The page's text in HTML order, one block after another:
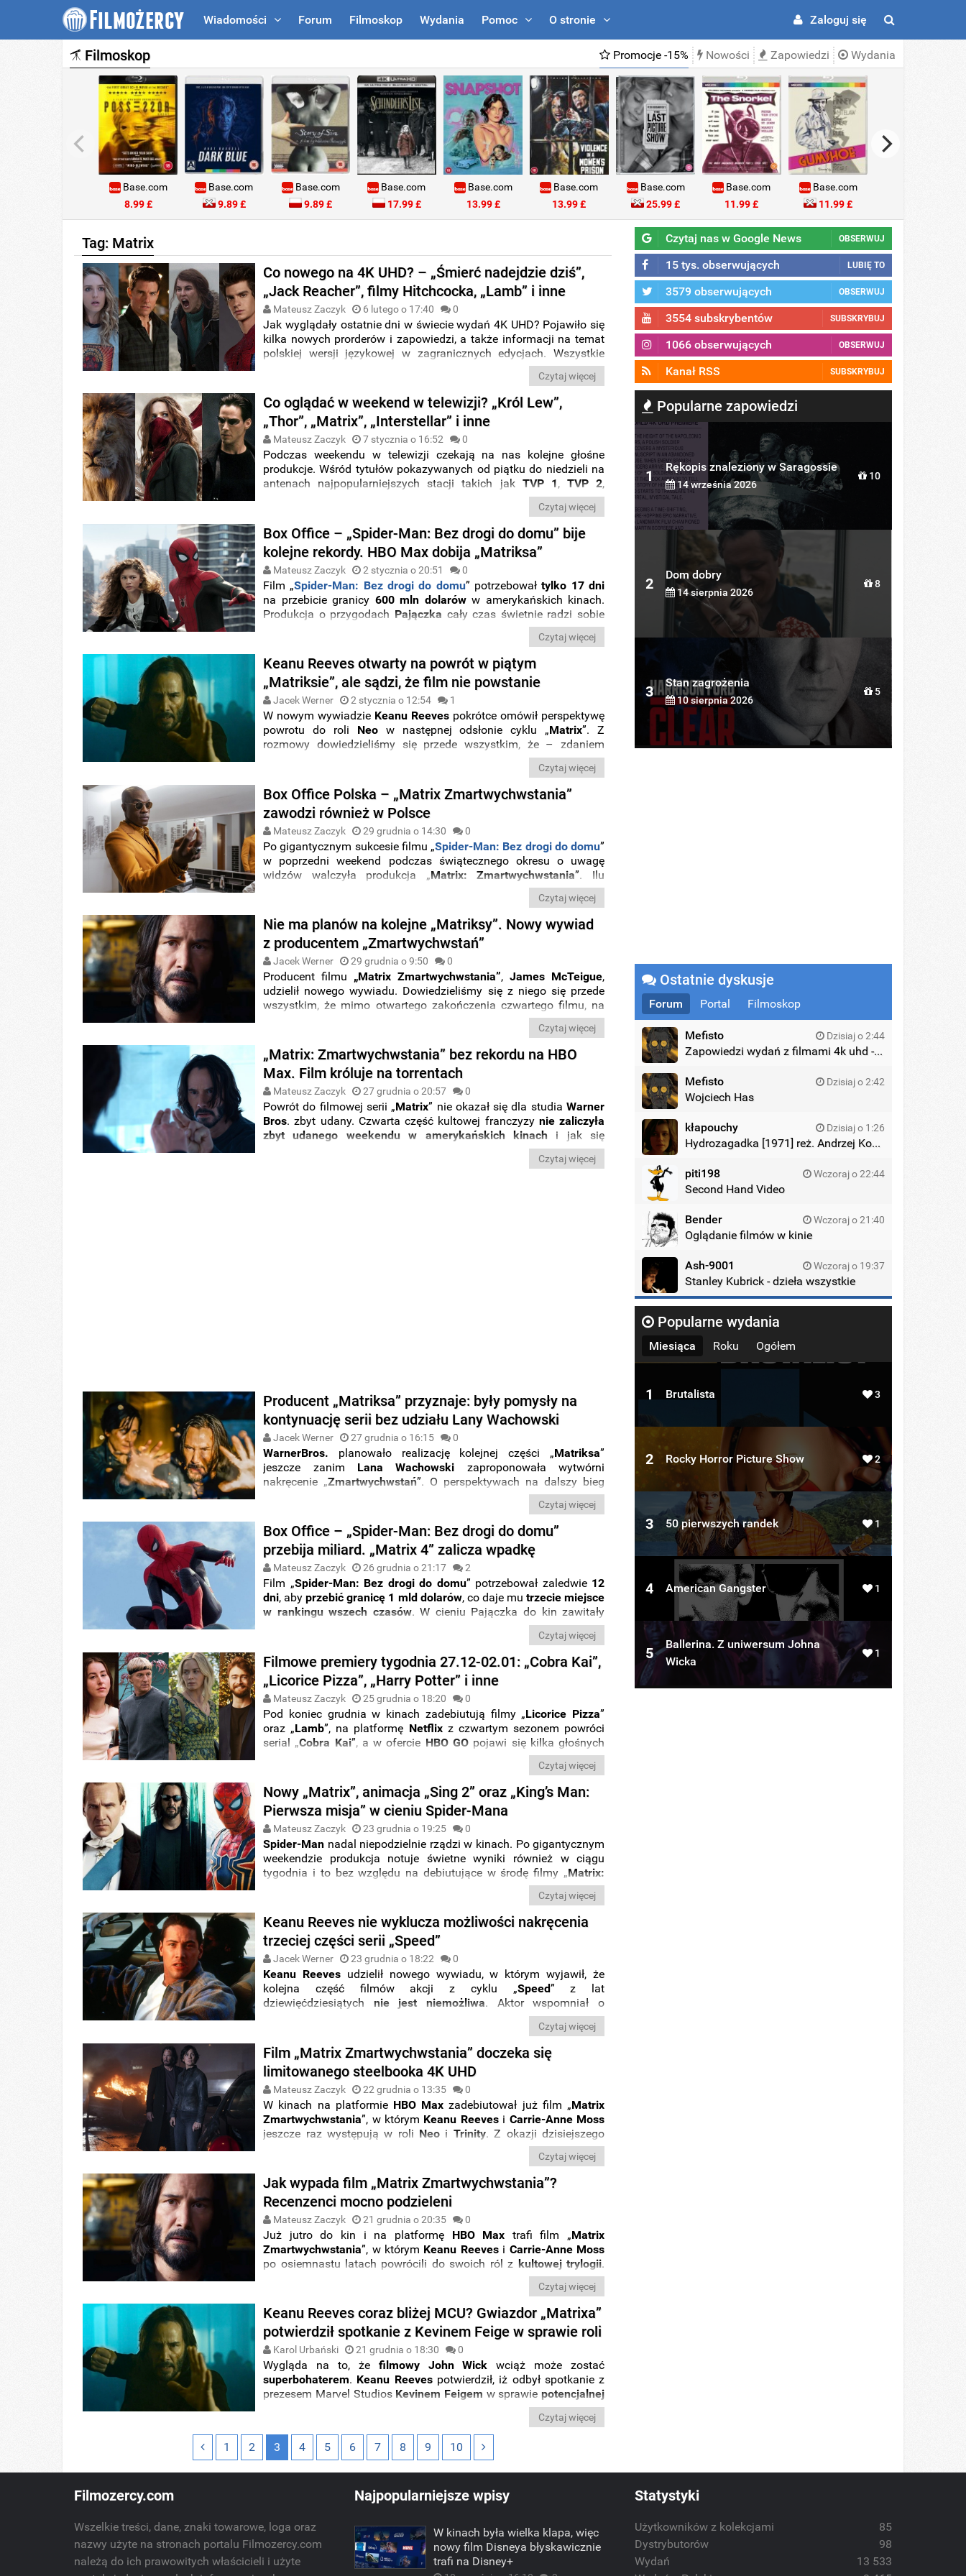
Wiadomości Forum Filmoskop Wydania Pomoc O stronie Zaloguj się
Filmoskop Promocje -15% Nowości Zapowiedzi Wydania
Base.com
8.99 £
Base.com
9.89 £
Base.com
9.89 £
Base.com
17.99 £
Base.com
13.99 £
Base.com
13.99 £
Base.com
25.99 £
Base.com
11.99 £
Base.com
11.99 £
Tag: Matrix
Co nowego na 4K UHD? – „Śmierć nadejdzie dziś”,
„Jack Reacher”, filmy Hitchcocka, „Lamb” i inne
Mateusz Zaczyk 6 lutego o 17:40 0
Jak wyglądały ostatnie dni w świecie wydań 4K UHD? Pojawiło się
kilka nowych prorderów i zapowiedzi, a także informacji na temat
polskiej wersji językowej w zagranicznych edycjach. Wszystkie
zapowiedzi ze świata Ultra HD Blu-ray zebraliśmy dla Was w
”. Miłej lektury.
Czytaj więcej
Co oglądać w weekend w telewizji? „Król Lew”,
„Thor”, „Matrix”, „Interstellar” i inne
Mateusz Zaczyk 7 stycznia o 16:52 0
Podczas weekendu w telewizji czekają na nas kolejne głośne
produkcje. Wśród tytułów pokazywanych od piątku do niedzieli na
antenach najpopularniejszych stacji takich jak TVP 1, TVP 2,
znajdą się między innymi produkcje „Król Lew”,
Czytaj więcej
Box Office – „Spider-Man: Bez drogi do domu” bije
kolejne rekordy. HBO Max dobija „Matriksa”
Mateusz Zaczyk 2 stycznia o 20:51 0
Film „Spider-Man: Bez drogi do domu” potrzebowałtylko 17 dni
na przebicie granicy 600 mln dolaróww amerykańskich kinach.
Produkcja o przygodach Pajączka cały czas świetnie radzi sobie
i pnie się w rankingunajbardziej
. Daleko za plecami
superbohaterskiego widowiska walkę o widza ciągle toczą filmy
„Matrix: Zmartwychwstania ”, „King’s Man: Pierwsza misja
animacja „Sing 2”.
Czytaj więcej
Keanu Reeves otwarty na powrót w piątym
„Matriksie”, ale sądzi, że film nie powstanie
Jacek Werner 2 stycznia o 12:54 1
W nowym wywiadzie Keanu Reeves pokrótce omówił perspektywę
powrotu do roli Neow następnej odsłonie cyklu „Matrix”. Z
rozmowy dowiedzieliśmy się przede wszystkim, że – zdaniem
Lana Wachowski nie jest zainteresowana
Czytaj więcej
Box Office Polska – „Matrix Zmartwychwstania”
zawodzi również w Polsce
Mateusz Zaczyk 29 grudnia o 14:30 0
Po gigantycznym sukcesie filmu „Spider-Man: Bez drogi do domu”
w poprzedni weekend podczas świątecznego okresu o uwagę
widzów walczyła produkcja „Matrix: Zmartwychwstania”. Ilu
Keanu Reevesado roliNeo?
Czytaj więcej
Nie ma planów na kolejne „Matriksy”. Nowy wywiad
z producentem „Zmartwychwstań”
Jacek Werner 29 grudnia o 9:50 0
Producent filmu „Matrix Zmartwychwstania”,James McTeigue,
udzielił nowego wywiadu. Dowiedzieliśmy się z niego się przede
wszystkim, że mimo otwartego zakończenia czwartego filmu, na
nie mają dalszych planów wobec franczyzy.
Czytaj więcej
„Matrix: Zmartwychwstania” bez rekordu na HBO
Max. Film króluje na torrentach
Mateusz Zaczyk 27 grudnia o 20:57 0
Powrót do filmowej serii „Matrix” nie okazał się dla studiaWarner
Bros. zbyt udany. Czwarta część kultowej franczyzy nie zaliczyła
zbyt udanego weekendu w amerykańskich kinach i jak się
nie stała się także hitem na platformie HBO Max. Film
najczęściej piraconych produkcji
Czytaj więcej
Producent „Matriksa” przyznaje: były pomysły na
kontynuację serii bez udziału Lany Wachowski
Jacek Werner 27 grudnia o 16:15 0
WarnerBros. planowało realizację kolejnej części „Matriksa”
jeszcze zanim Lana Wachowski zaproponowała wytwórni
nakręcenie „Zmartwychwstań”. O perspektywach na dalszy bieg
cyklu, bez udziału jej współtwórczyni, wspomniał w nowym
Czytaj więcej
Box Office – „Spider-Man: Bez drogi do domu”
przebija miliard. „Matrix 4” zalicza wpadkę
Mateusz Zaczyk 26 grudnia o 21:17 2
Film „Spider-Man: Bez drogi do domu” potrzebował zaledwie 12
dni, abyprzebić granicę 1 mld dolarów, co daje mutrzecie miejsce
w rankingu wszech czasów. W cieniu Pajączka do kin zawitały
King’s Man: Pierwsza misja”
Czytaj więcej
Filmowe premiery tygodnia 27.12-02.01: „Cobra Kai”,
„Licorice Pizza”, „Harry Potter” i inne
Mateusz Zaczyk 25 grudnia o 18:20 0
Pod koniec grudnia w kinach zadebiutują filmy „Licorice Pizza”
oraz „Lamb”, na platformę Netflixz czwartym sezonem powróci
serial „Cobra Kai”, a w ofercie HBO GO pojawi się kilka głośnych
kalendarz premierna
co obejrzećna
platformach streamingowych i w kinach
w nowej odsłonie serii
„Filmowe premiery tygodnia”.
Czytaj więcej
Nowy „Matrix”, animacja „Sing 2” oraz „King’s Man:
Pierwsza misja” w cieniu Spider-Mana
Mateusz Zaczyk 23 grudnia o 19:25 0
Spider-Man nadal niepodzielnie rządzi w kinach. Po gigantycznym
weekendzie produkcja notuje świetne wyniki również w ciągu
tygodnia i to bez względu na debiutujące w środę filmy „Matrix:
” oraz animację
Czytaj więcej
Keanu Reeves nie wyklucza możliwości nakręcenia
trzeciej części serii „Speed”
Jacek Werner 23 grudnia o 18:22 0
Keanu Reevesudzielił nowego wywiadu, w którym wyjawił, że
kolejna część filmów akcji z cyklu „Speed” z lat
dziewięćdziesiątych nie jest niemożliwa. Aktor wspomniał o
Jacka Travenaz widowiska
przy okazji
rozmowy poświęconej nowemu „
Matriksowi
Czytaj więcej
Film „Matrix Zmartwychwstania” doczeka się
limitowanego steelbooka 4K UHD
Mateusz Zaczyk 22 grudnia o 13:35 0
W kinach na platformie HBO Max zadebiutował już film „Matrix
Zmartwychwstania”, w którym Keanu Reevesi Carrie-Anne Moss
jeszcze raz występują w roli Neo i Trinity. Z okazji dzisiejszego
debiutu wyczekiwanej kontynuacji kultowej trylogii ruszyła także
, który pojawi się
na rynku
na w przyszłym roku
Czytaj więcej
Jak wypada film „Matrix Zmartwychwstania”?
Recenzenci mocno podzieleni
Mateusz Zaczyk 21 grudnia o 20:35 0
Już jutro do kin i na platformę HBO Max trafi film „Matrix
Zmartwychwstania”, w którym Keanu Reevesi Carrie-Anne Moss
po osiemnastu latach powrócili do swoich ról z kultowej trylogii.
? Krytycy mają mieszane
Czytaj więcej
Keanu Reeves coraz bliżej MCU? Gwiazdor „Matrixa”
potwierdził spotkanie z Kevinem Feige w sprawie roli
Karol Urbański 21 grudnia o 18:30 0
Wygląda na to, że filmowy John Wick wciąż może zostać
superbohaterem. Keanu Reevespotwierdził, iż odbył spotkanie z
prezesem Marvel Studios Kevinem Feigem w sprawiepotencjalnej
Czytaj więcej
1 2 3 4 5 6 7 8 9 10
Czytaj nas w Google News OBSERWUJ
15 tys. obserwujących LUBIĘ TO
3579 obserwujących OBSERWUJ
3554 subskrybentów SUBSKRYBUJ
1066 obserwujących OBSERWUJ
Kanał RSS SUBSKRYBUJ
Popularne zapowiedzi
1
Rękopis znaleziony w Saragossie
14 września 2026
10
2
Dom dobry
14 sierpnia 2026
8
3
Stan zagrożenia
10 sierpnia 2026
5
Ostatnie dyskusje
Forum Portal Filmoskop
Mefisto Dzisiaj o 2:44
Zapowiedzi wydań z filmami 4k uhd - zagraniczne wydania
Mefisto Dzisiaj o 2:42
Wojciech Has
kłapouchy Dzisiaj o 1:26
Hydrozagadka [1971] reż. Andrzej Kondratiuk
piti198 Wczoraj o 22:44
Second Hand Video
Bender Wczoraj o 21:40
Oglądanie filmów w kinie
Ash-9001 Wczoraj o 19:37
Stanley Kubrick - dzieła wszystkie
Popularne wydania
Miesiąca Roku Ogółem
1 Brutalista 3
2 Rocky Horror Picture Show 2
3 50 pierwszych randek 1
4 American Gangster 1
5
Ballerina. Z uniwersum Johna
Wicka
1
Filmozercy.com
Wszelkie treści, dane, znaki towarowe, loga oraz
nazwy użyte na stronach portalu Filmozercy.com
należą do ich prawowitych właścicieli i użyte
Najpopularniejsze wpisy
W kinach była wielka klapa, więc
nowy film Disneya błyskawicznie
trafi na Disney+
Statystyki
Użytkowników z kolekcjami
85
Dystrybutorów
98
Wydań
13 533